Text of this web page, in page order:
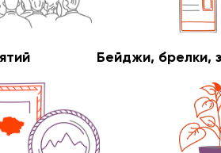
Бейджи, брелки,